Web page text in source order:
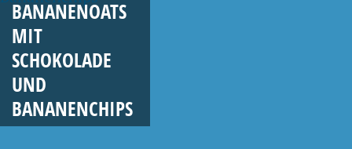
BANANENOATS
MIT
SCHOKOLADE
UND
BANANENCHIPS